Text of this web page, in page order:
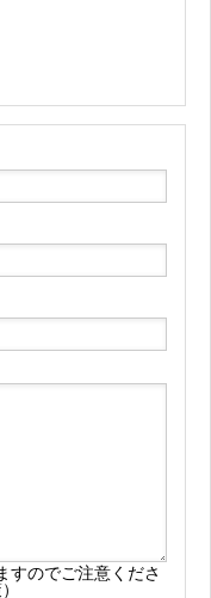
すのでご注意くださ